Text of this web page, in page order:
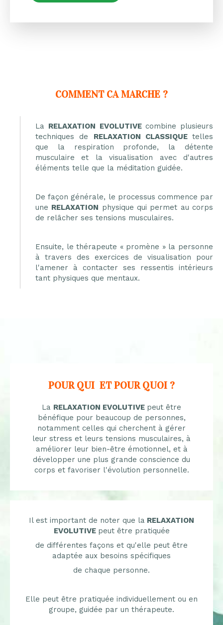
COMMENT CA MARCHE ?
La RELAXATION EVOLUTIVE combine plusieurs
techniques de RELAXATION CLASSIQUE telles
que la respiration profonde, la détente
musculaire et la visualisation avec d'autres
éléments telle que la méditation guidée.
De façon générale, le processus commence par
une RELAXATION physique qui permet au corps
de relâcher ses tensions musculaires.
Ensuite, le thérapeute « promène » la personne
à travers des exercices de visualisation pour
l'amener à contacter ses ressentis intérieurs
tant physiques que mentaux.
POUR QUI ET POUR QUOI ?
La RELAXATION EVOLUTIVE peut être
bénéfique pour beaucoup de personnes,
notamment celles qui cherchent à gérer
leur stress et leurs tensions musculaires, à
améliorer leur bien-être émotionnel, et à
développer une plus grande conscience du
corps et favoriser l'évolution personnelle.
Il est important de noter que la RELAXATION
EVOLUTIVE peut être pratiquée
de différentes façons et qu'elle peut être
adaptée aux besoins spécifiques
de chaque personne.
Elle peut être pratiquée individuellement ou en
groupe, guidée par un thérapeute.